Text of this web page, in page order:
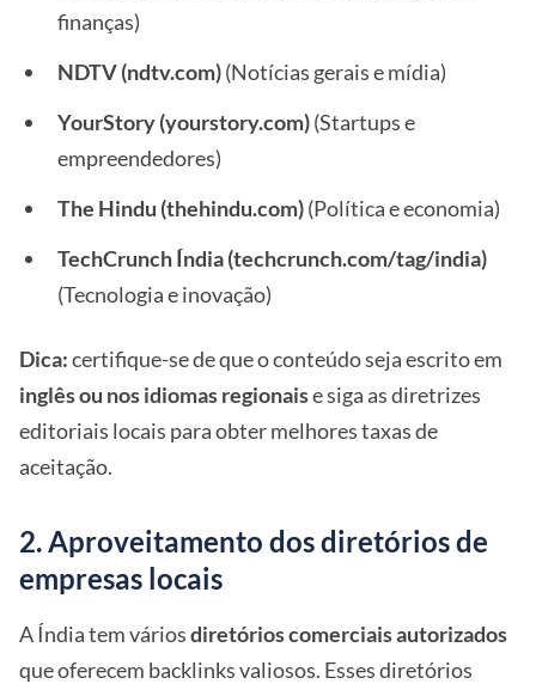
finanças)
NDTV (ndtv.com)(Notícias gerais e mídia)
YourStory (yourstory.com)(Startups e
empreendedores)
The Hindu (thehindu.com)(Política e economia)
TechCrunch Índia (techcrunch.com/tag/india)
(Tecnologia e inovação)
Dica:certifique-se de que o conteúdo seja escrito em
inglês ou nos idiomas regionaise siga as diretrizes
editoriais locais para obter melhores taxas de
aceitação.
2. Aproveitamento dos diretórios de
empresas locais
A Índia tem váriosdiretórios comerciais autorizados
que oferecem backlinks valiosos. Esses diretórios